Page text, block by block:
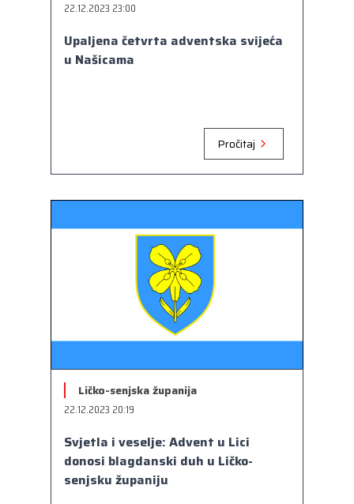
22.12.2023 23:00
Upaljena četvrta adventska svijeća
u Našicama
Pročitaj
Ličko-senjska županija
22.12.2023 20:19
Svjetla i veselje: Advent u Lici
donosi blagdanski duh u Ličko-
senjsku županiju